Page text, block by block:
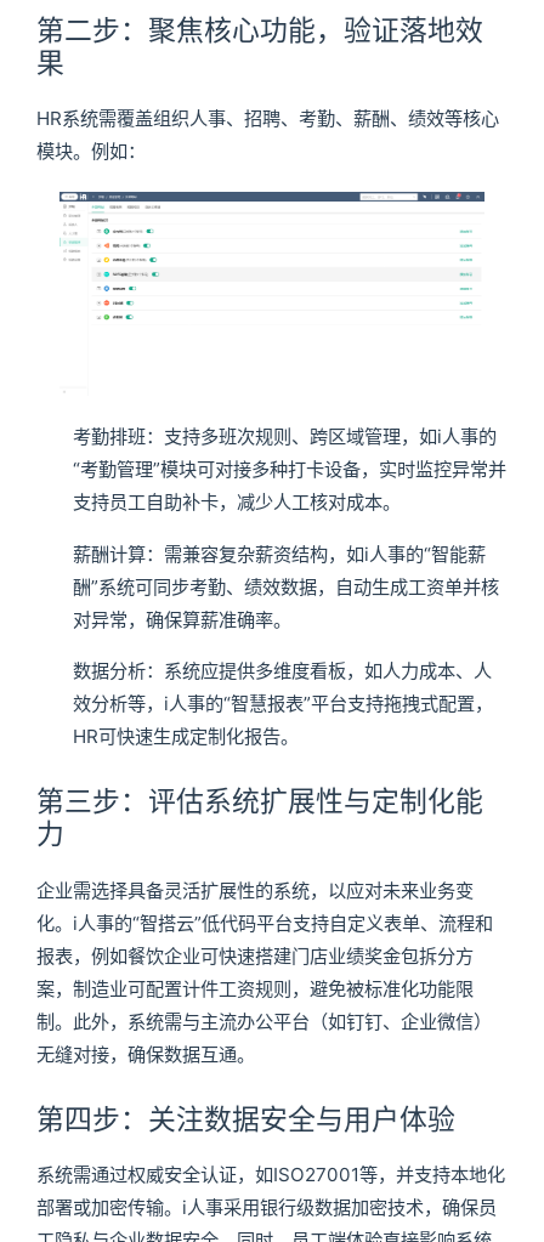
第二步：聚焦核心功能，验证落地效
果
HR系统需覆盖组织人事、招聘、考勤、薪酬、绩效等核心
模块。例如：
考勤排班：支持多班次规则、跨区域管理，如i人事的
“考勤管理”模块可对接多种打卡设备，实时监控异常并
支持员工自助补卡，减少人工核对成本。
薪酬计算：需兼容复杂薪资结构，如i人事的“智能薪
酬”系统可同步考勤、绩效数据，自动生成工资单并核
对异常，确保算薪准确率。
数据分析：系统应提供多维度看板，如人力成本、人
效分析等，i人事的“智慧报表”平台支持拖拽式配置，
HR可快速生成定制化报告。
第三步：评估系统扩展性与定制化能
力
企业需选择具备灵活扩展性的系统，以应对未来业务变
化。i人事的“智搭云”低代码平台支持自定义表单、流程和
报表，例如餐饮企业可快速搭建门店业绩奖金包拆分方
案，制造业可配置计件工资规则，避免被标准化功能限
制。此外，系统需与主流办公平台（如钉钉、企业微信）
无缝对接，确保数据互通。
第四步：关注数据安全与用户体验
系统需通过权威安全认证，如ISO27001等，并支持本地化
部署或加密传输。i人事采用银行级数据加密技术，确保员